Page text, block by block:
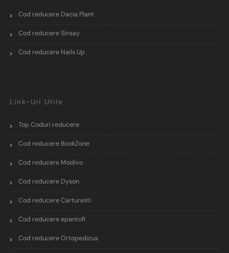
Cod reducere Dacia Plant
Cod reducere Sinsay
Cod reducere Nails Up
Link-Uri Utile
Top Coduri reducere
Cod reducere BookZone
Cod reducere Modivo
Cod reducere Dyson
Cod reducere Carturesti
Cod reducere epantofi
Cod reducere Ortopedicus